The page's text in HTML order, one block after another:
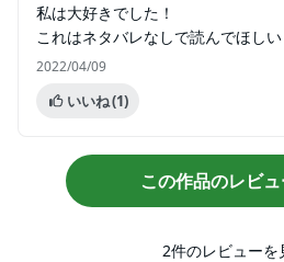
私は大好きでした！
これはネタバレなしで読んでほしい
2022/04/09
いいね(1)
この作品のレビュ
2件のレビューを